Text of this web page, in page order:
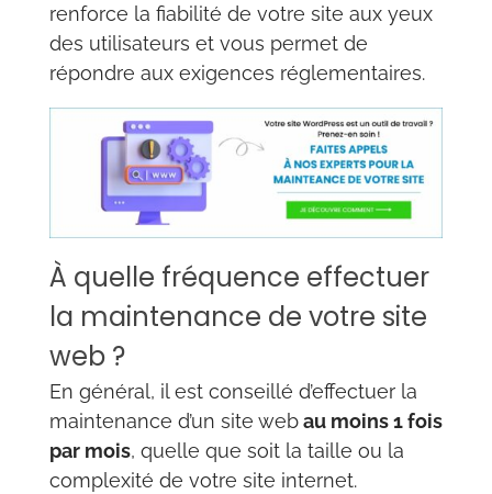
renforce la fiabilité de votre site aux yeux
des utilisateurs et vous permet de
répondre aux exigences réglementaires.
À quelle fréquence effectuer
la maintenance de votre site
web ?
En général, il est conseillé d’effectuer la
maintenance d’un site webau moins 1 fois
par mois, quelle que soit la taille ou la
complexité de votre site internet.